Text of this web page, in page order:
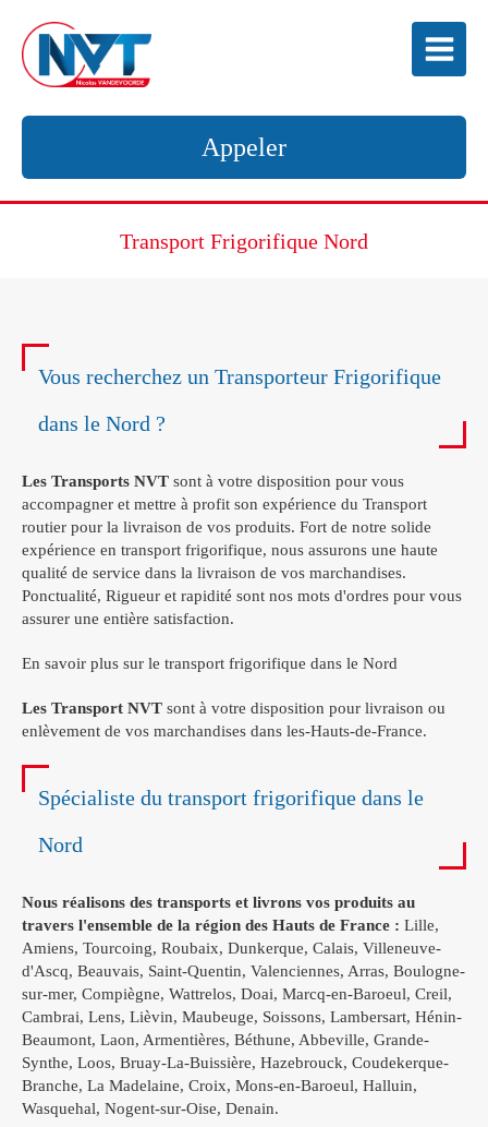
Appeler
Transport Frigorifique Nord
Vous recherchez un Transporteur Frigorifique
dans le Nord ?
Les Transports NVT sont à votre disposition pour vous
accompagner et mettre à profit son expérience du Transport
routier pour la livraison de vos produits. Fort de notre solide
expérience en transport frigorifique, nous assurons une haute
qualité de service dans la livraison de vos marchandises.
Ponctualité, Rigueur et rapidité sont nos mots d'ordres pour vous
assurer une entière satisfaction.
En savoir plus sur le transport frigorifique dans le Nord
Les Transport NVT sont à votre disposition pour livraison ou
enlèvement de vos marchandises dans les-Hauts-de-France.
Spécialiste du transport frigorifique dans le
Nord
Nous réalisons des transports et livrons vos produits au
travers l'ensemble de la région des Hauts de France : Lille,
Amiens, Tourcoing, Roubaix, Dunkerque, Calais, Villeneuve-
d'Ascq, Beauvais, Saint-Quentin, Valenciennes, Arras, Boulogne-
sur-mer, Compiègne, Wattrelos, Doai, Marcq-en-Baroeul, Creil,
Cambrai, Lens, Lièvin, Maubeuge, Soissons, Lambersart, Hénin-
Beaumont, Laon, Armentières, Béthune, Abbeville, Grande-
Synthe, Loos, Bruay-La-Buissière, Hazebrouck, Coudekerque-
Branche, La Madelaine, Croix, Mons-en-Baroeul, Halluin,
Wasquehal, Nogent-sur-Oise, Denain.